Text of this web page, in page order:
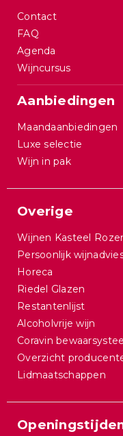
Contact
FAQ
Agenda
Wijncursus
Aanbiedingen
Maandaanbiedingen
Luxe selectie
Wijn in pak
Overige
Wijnen Kasteel
Persoonlijk
Horeca
Riedel Glazen
Restantenlijst
Alcoholvrije wijn
Coravin
Overzicht
Lidmaatschappen